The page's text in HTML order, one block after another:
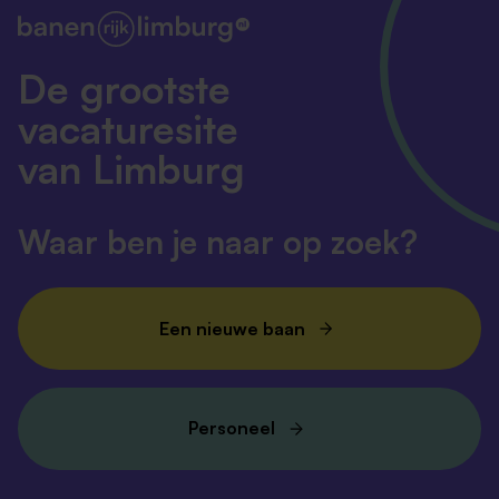
link om alle HR Vacatures in Limburg
te bekijken!
De grootste
vacaturesite
van Limburg
Waar ben je naar op zoek?
Een nieuwe baan
Personeel